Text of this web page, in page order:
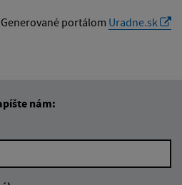
Generované portálom Uradne.sk
nám: